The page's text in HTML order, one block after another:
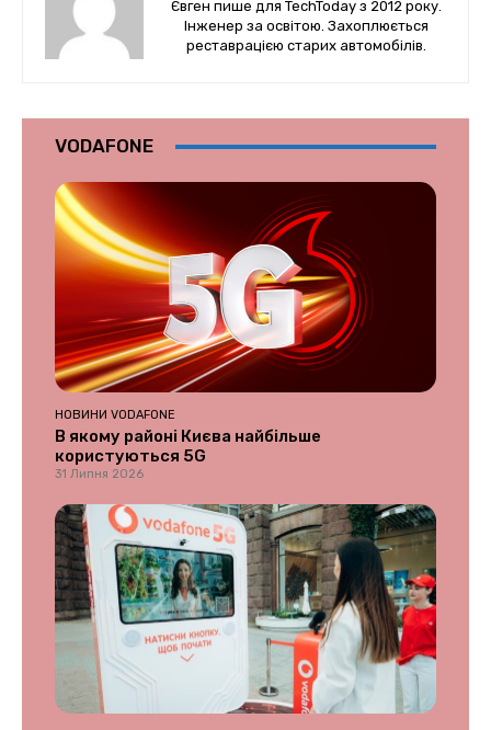
Євген пише для TechToday з 2012 року.
Інженер за освітою. Захоплюється
реставрацією старих автомобілів.
VODAFONE
НОВИНИ VODAFONE
В якому районі Києва найбільше
користуються 5G
31 Липня 2026